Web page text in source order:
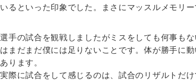
るといった印象でした。まさにマッスルメモリー
手の試合を観戦しましたがミスをしても何事も
まだまだ僕には足りないことです。体が勝手に
ります。
際に試合をして感じるのは、試合のリザルトだ